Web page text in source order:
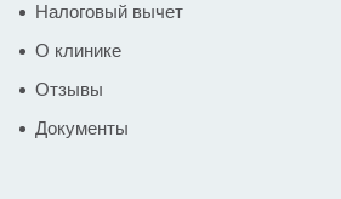
Налоговый вычет
О клинике
Отзывы
Документы